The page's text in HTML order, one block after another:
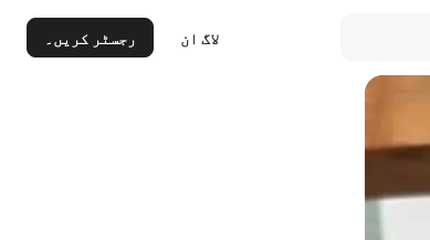
لاگ ان رجسٹر کریں۔